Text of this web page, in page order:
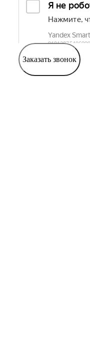
Заказать звонок